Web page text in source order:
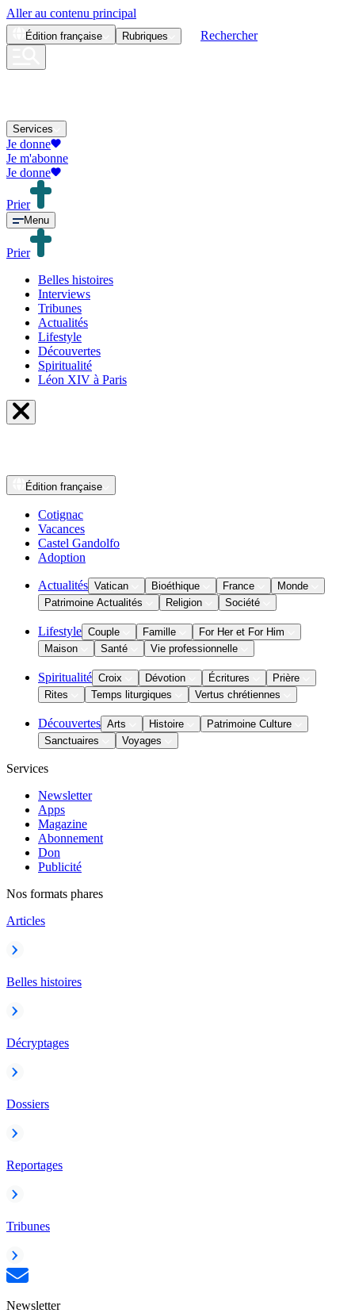
Aller au contenu principal
Édition française Rubriques Rechercher
Services
Je donne
Je m'abonne
Je donne
Prier
Menu
Prier
Belles histoires
Interviews
Tribunes
Actualités
Lifestyle
Découvertes
Spiritualité
Léon XIV à Paris
Édition française
Cotignac
Vacances
Castel Gandolfo
Adoption
Actualités Vatican Bioéthique France
Monde
Patrimoine Actualités
Religion Société
Lifestyle Couple Famille
For Her et For Him
Maison
Santé Vie professionnelle
Spiritualité Croix Dévotion Écritures
Prière
Rites
Temps liturgiques Vertus chrétiennes
Découvertes Arts Histoire
Patrimoine Culture
Sanctuaires
Voyages
Services
Newsletter
Apps
Magazine
Abonnement
Don
Publicité
Nos formats phares
Articles
Belles histoires
Décryptages
Dossiers
Reportages
Tribunes
Newsletter